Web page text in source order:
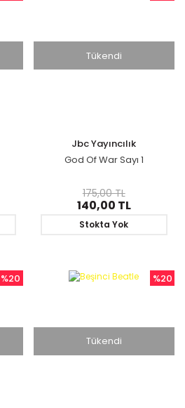
Tükendi
Jbc Yayıncılık
God Of War Sayı 1
140,00 TL
175,00 TL
Stokta Yok
%20 %20
Tükendi